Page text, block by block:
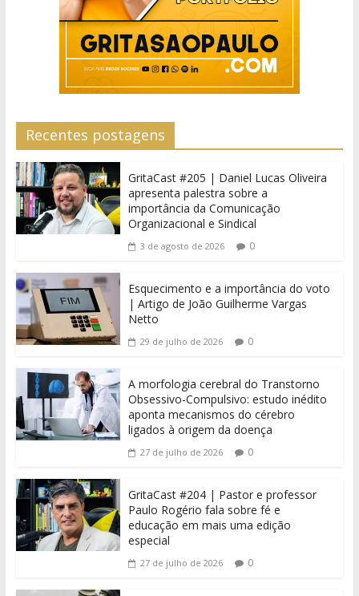
Recentes postagens
GritaCast #205 | Daniel Lucas Oliveira
apresenta palestra sobre a
importância da Comunicação
Organizacional e Sindical
3 de agosto de 2026 0
Esquecimento e a importância do voto
| Artigo de João Guilherme Vargas
Netto
29 de julho de 2026 0
A morfologia cerebral do Transtorno
Obsessivo-Compulsivo: estudo inédito
aponta mecanismos do cérebro
ligados à origem da doença
27 de julho de 2026 0
GritaCast #204 | Pastor e professor
Paulo Rogério fala sobre fé e
educação em mais uma edição
especial
27 de julho de 2026 0